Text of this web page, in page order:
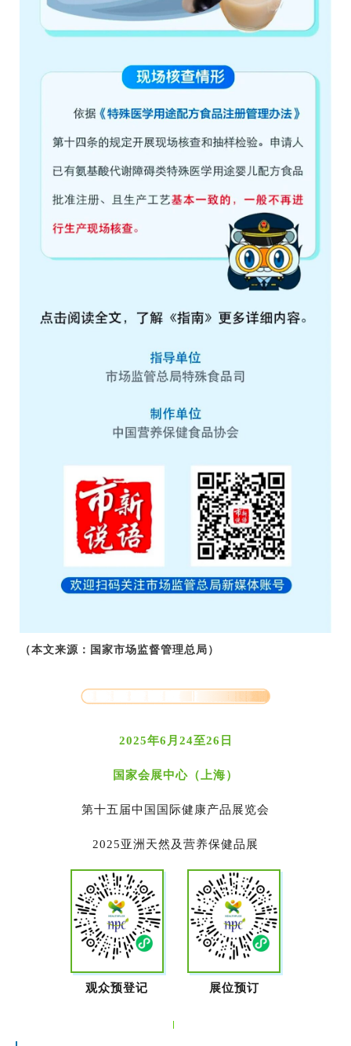
（本文来源：国家市场监督管理总局）
2025年6月24至26日
国家会展中心（上海）
第十五届中国国际健康产品展览会
2025亚洲天然及营养保健品展
观众预登记 展位预订